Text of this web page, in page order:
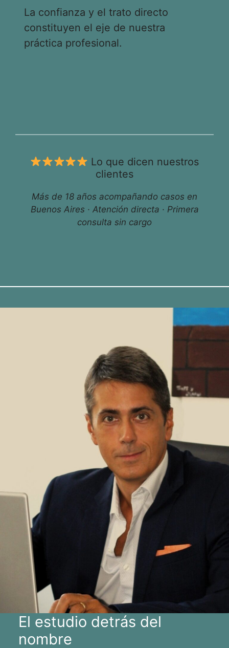
La confianza y el trato directo
constituyen el eje de nuestra
práctica profesional.
Lo que dicen nuestros
clientes
Más de 18 años acompañando casos en
Buenos Aires · Atención directa · Primera
consulta sin cargo
El estudio detrás del
nombre